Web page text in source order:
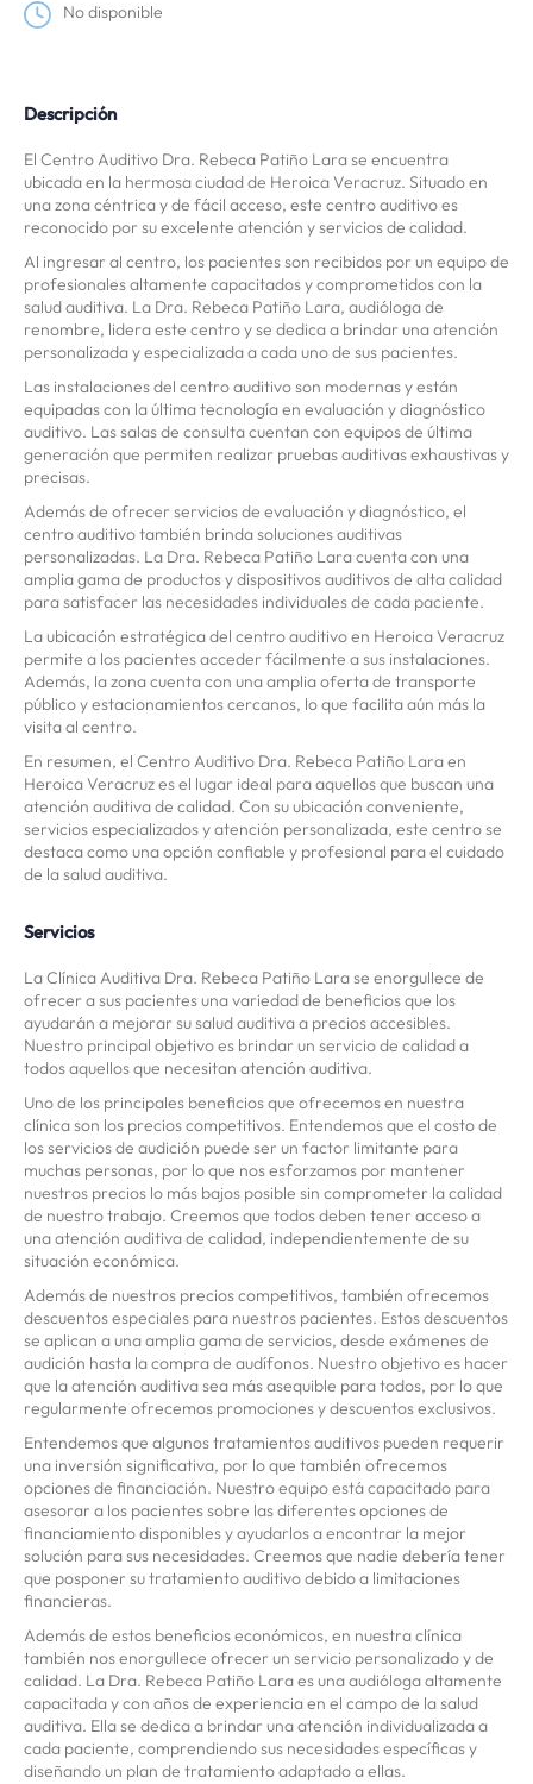
No disponible
Descripción
El Centro Auditivo Dra. Rebeca Patiño Lara se encuentra
ubicada en la hermosa ciudad de Heroica Veracruz. Situado en
una zona céntrica y de fácil acceso, este centro auditivo es
reconocido por su excelente atención y servicios de calidad.
Al ingresar al centro, los pacientes son recibidos por un equipo de
profesionales altamente capacitados y comprometidos con la
salud auditiva. La Dra. Rebeca Patiño Lara, audióloga de
renombre, lidera este centro y se dedica a brindar una atención
personalizada y especializada a cada uno de sus pacientes.
Las instalaciones del centro auditivo son modernas y están
equipadas con la última tecnología en evaluación y diagnóstico
auditivo. Las salas de consulta cuentan con equipos de última
generación que permiten realizar pruebas auditivas exhaustivas y
precisas.
Además de ofrecer servicios de evaluación y diagnóstico, el
centro auditivo también brinda soluciones auditivas
personalizadas. La Dra. Rebeca Patiño Lara cuenta con una
amplia gama de productos y dispositivos auditivos de alta calidad
para satisfacer las necesidades individuales de cada paciente.
La ubicación estratégica del centro auditivo en Heroica Veracruz
permite a los pacientes acceder fácilmente a sus instalaciones.
Además, la zona cuenta con una amplia oferta de transporte
público y estacionamientos cercanos, lo que facilita aún más la
visita al centro.
En resumen, el Centro Auditivo Dra. Rebeca Patiño Lara en
Heroica Veracruz es el lugar ideal para aquellos que buscan una
atención auditiva de calidad. Con su ubicación conveniente,
servicios especializados y atención personalizada, este centro se
destaca como una opción confiable y profesional para el cuidado
de la salud auditiva.
Servicios
La Clínica Auditiva Dra. Rebeca Patiño Lara se enorgullece de
ofrecer a sus pacientes una variedad de beneficios que los
ayudarán a mejorar su salud auditiva a precios accesibles.
Nuestro principal objetivo es brindar un servicio de calidad a
todos aquellos que necesitan atención auditiva.
Uno de los principales beneficios que ofrecemos en nuestra
clínica son los precios competitivos. Entendemos que el costo de
los servicios de audición puede ser un factor limitante para
muchas personas, por lo que nos esforzamos por mantener
nuestros precios lo más bajos posible sin comprometer la calidad
de nuestro trabajo. Creemos que todos deben tener acceso a
una atención auditiva de calidad, independientemente de su
situación económica.
Además de nuestros precios competitivos, también ofrecemos
descuentos especiales para nuestros pacientes. Estos descuentos
se aplican a una amplia gama de servicios, desde exámenes de
audición hasta la compra de audífonos. Nuestro objetivo es hacer
que la atención auditiva sea más asequible para todos, por lo que
regularmente ofrecemos promociones y descuentos exclusivos.
Entendemos que algunos tratamientos auditivos pueden requerir
una inversión significativa, por lo que también ofrecemos
opciones de financiación. Nuestro equipo está capacitado para
asesorar a los pacientes sobre las diferentes opciones de
financiamiento disponibles y ayudarlos a encontrar la mejor
solución para sus necesidades. Creemos que nadie debería tener
que posponer su tratamiento auditivo debido a limitaciones
financieras.
Además de estos beneficios económicos, en nuestra clínica
también nos enorgullece ofrecer un servicio personalizado y de
calidad. La Dra. Rebeca Patiño Lara es una audióloga altamente
capacitada y con años de experiencia en el campo de la salud
auditiva. Ella se dedica a brindar una atención individualizada a
cada paciente, comprendiendo sus necesidades específicas y
diseñando un plan de tratamiento adaptado a ellas.